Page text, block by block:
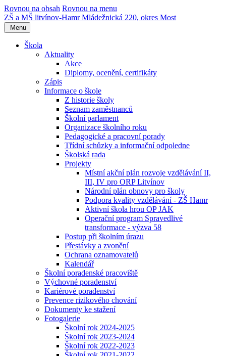
Rovnou na obsah Rovnou na menu
ZŠ a MŠ litvínov-HamrMládežnická 220, okres Most
Menu
Škola
Aktuality
Akce
Diplomy, ocenění, certifikáty
Zápis
Informace o škole
Z historie školy
Seznam zaměstnanců
Školní parlament
Organizace školního roku
Pedagogické a pracovní porady
Třídní schůzky a informační odpoledne
Školská rada
Projekty
Místní akční plán rozvoje vzdělávání II,
III, IV pro ORP Litvínov
Národní plán obnovy pro školy
Podpora kvality vzdělávání - ZŠ Hamr
Aktivní škola hrou OP JAK
Operační program Spravedlivé
transformace - výzva 58
Postup při školním úrazu
Přestávky a zvonění
Ochrana oznamovatelů
Kalendář
Školní poradenské pracoviště
Výchovné poradenství
Kariérové poradenství
Prevence rizikového chování
Dokumenty ke stažení
Fotogalerie
Školní rok 2024-2025
Školní rok 2023-2024
Školní rok 2022-2023